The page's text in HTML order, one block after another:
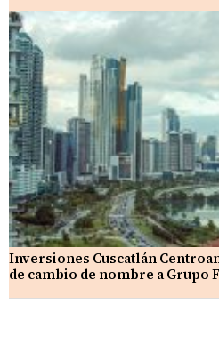
Inversiones Cuscatlán
de cambio de nombre a Grupo